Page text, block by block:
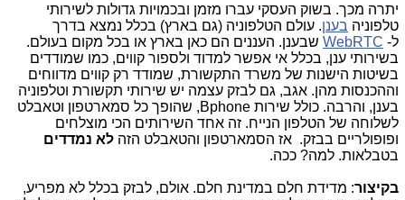
יתרה מכך. בשוק העסקי עברו מזמן ובכמויות גדולות לשירותי
טלפוניה בענן. עולם הטלפוניה (גם בארץ) בכלל נמצא בדרך
ל- WebRTC שבענן. העננים הם כאן בארץ או בכל מקום בעולם.
בשירותי ענן, בכלל אי אפשר למדוד ולספור קווים, כמו שמודדים
בשיטות הישנות של משרד התקשורת, שמודד רק קווים מדווחים
וההכנסות מהן. אגב, גם לבזק עצמה יש שירותי תקשורת וטלפוניה
בענן, והרבה. כולל שירות Bphone, שהופך כל סמארטפון וטאבלט
לשלוחה של הטלפון הנייח. זה אחד השירותים הכי מוצלחים
ופופולריים בבזק. אז הסמארטפון והטאבלט הזה לא נמדדים
בטבלאות. למה? ככה.
בקיצור: מדידת חלם במדינת חלם. אולם, לבזק בכלל לא מפריע,